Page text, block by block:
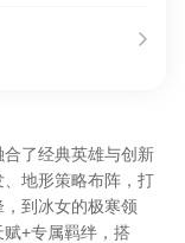
合了经典英雄与创新
地形策略布阵，打
到冰女的极寒领
+专属羁绊，搭